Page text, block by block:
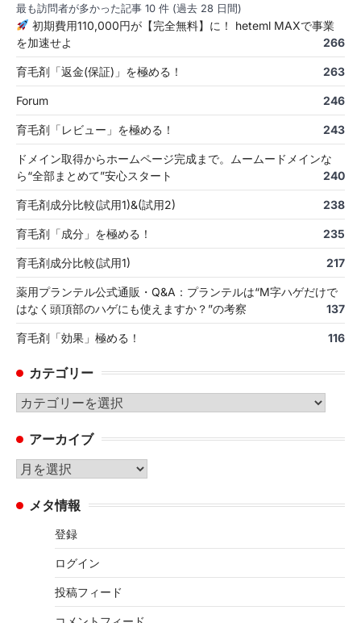
最も訪問者が多かった記事 10 件 (過去 28 日間)
初期費用110,000円が【完全無料】に！ heteml MAXで事業
を加速せよ
266
育毛剤「返金(保証)」を極める！ 263
Forum 246
育毛剤「レビュー」を極める！ 243
ドメイン取得からホームページ完成まで。ムームードメインな
ら“全部まとめて”安心スタート
240
育毛剤成分比較(試用1)&(試用2) 238
育毛剤「成分」を極める！ 235
育毛剤成分比較(試用1) 217
薬用プランテル公式通販・Q&A：プランテルは“M字ハゲだけで
はなく頭頂部のハゲにも使えますか？”の考察
137
育毛剤「効果」極める！ 116
カテゴリー
カ
ゴ
リ
ー
アーカイブ
ア
カ メタ情報
登録
ログイン
投稿フィード